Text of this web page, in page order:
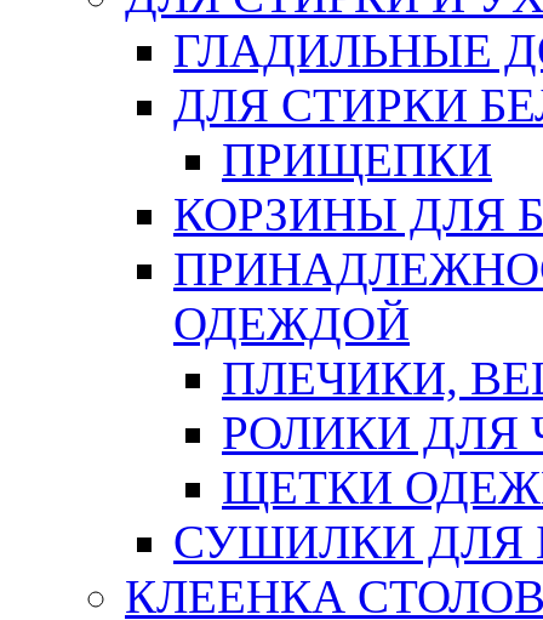
ГЛАДИЛЬНЫЕ
ДЛЯ СТИРКИ
ПРИЩЕПКИ
КОРЗИНЫ ДЛЯ
ОДЕЖДОЙ
ПЛЕЧИКИ,
РОЛИКИ ДЛЯ
ЩЕТКИ
СУШИЛКИ ДЛЯ
КЛЕЕНКА